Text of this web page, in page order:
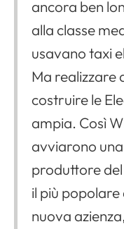
ancora ben
alla classe
usavano taxi
Ma realizzare
costruire le
ampia. Così
avviarono
produttore
il più popolare
nuova